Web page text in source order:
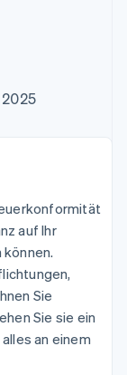
auf Ihr
Sie
Sie sie ein
an einem